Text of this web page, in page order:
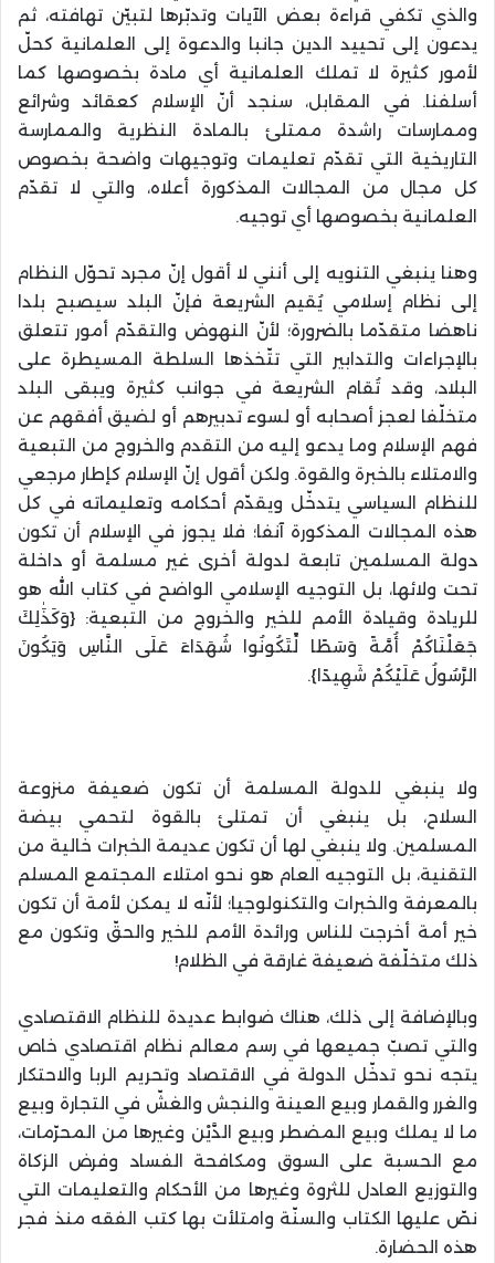
والذي تكفي قراءة بعض الآيات وتدبّرها لتبيّن تهافته، ثم
يدعون إلى تحييد الدين جانبا والدعوة إلى العلمانية كحلّ
لأمور كثيرة لا تملك العلمانية أي مادة بخصوصها كما
أسلفنا. في المقابل، سنجد أنّ الإسلام كعقائد وشرائع
وممارسات راشدة ممتلئ بالمادة النظرية والممارسة
التاريخية التي تقدّم تعليمات وتوجيهات واضحة بخصوص
كل مجال من المجالات المذكورة أعلاه، والتي لا تقدّم
العلمانية بخصوصها أي توجيه.
وهنا ينبغي التنويه إلى أنني لا أقول إنّ مجرد تحوّل النظام
إلى نظام إسلامي يُقيم الشريعة فإنّ البلد سيصبح بلدا
ناهضا متقدّما بالضرورة؛ لأنّ النهوض والتقدّم أمور تتعلق
بالإجراءات والتدابير التي تتّخذها السلطة المسيطرة على
البلاد، وقد تُقام الشريعة في جوانب كثيرة ويبقى البلد
متخلّفا لعجز أصحابه أو لسوء تدبيرهم أو لضيق أفقهم عن
فهم الإسلام وما يدعو إليه من التقدم والخروج من التبعية
والامتلاء بالخبرة والقوة. ولكن أقول إنّ الإسلام كإطار مرجعي
للنظام السياسي يتدخّل ويقدّم أحكامه وتعليماته في كل
هذه المجالات المذكورة آنفا؛ فلا يجوز في الإسلام أن تكون
دولة المسلمين تابعة لدولة أخرى غير مسلمة أو داخلة
تحت ولائها، بل التوجيه الإسلامي الواضح في كتاب الله هو
للريادة وقيادة الأمم للخير والخروج من التبعية: {وَكَذَٰلِكَ
جَعَلْنَاكُمْ أُمَّةً وَسَطًا لِّتَكُونُوا شُهَدَاءَ عَلَى النَّاسِ وَيَكُونَ
الرَّسُولُ عَلَيْكُمْ شَهِيدًا}.
ولا ينبغي للدولة المسلمة أن تكون ضعيفة منزوعة
السلاح، بل ينبغي أن تمتلئ بالقوة لتحمي بيضة
المسلمين. ولا ينبغي لها أن تكون عديمة الخبرات خالية من
التقنية، بل التوجيه العام هو نحو امتلاء المجتمع المسلم
بالمعرفة والخبرات والتكنولوجيا؛ لأنّه لا يمكن لأمة أن تكون
خير أمة أخرجت للناس ورائدة الأمم للخير والحقّ وتكون مع
ذلك متخلّفة ضعيفة غارقة في الظلام!
وبالإضافة إلى ذلك، هناك ضوابط عديدة للنظام الاقتصادي
والتي تصبّ جميعها في رسم معالم نظام اقتصادي خاص
يتجه نحو تدخّل الدولة في الاقتصاد وتحريم الربا والاحتكار
والغرر والقمار وبيع العينة والنجش والغشّ في التجارة وبيع
ما لا يملك وبيع المضطر وبيع الدَّيْن وغيرها من المحرّمات،
مع الحسبة على السوق ومكافحة الفساد وفرض الزكاة
والتوزيع العادل للثروة وغيرها من الأحكام والتعليمات التي
نصّ عليها الكتاب والسنّة وامتلأت بها كتب الفقه منذ فجر
هذه الحضارة.